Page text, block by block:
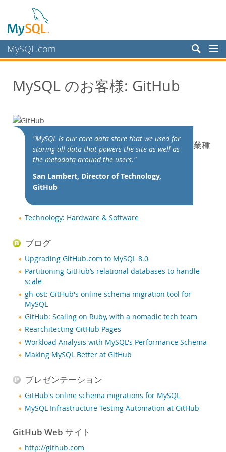
MySQL.com
サービス
お客様
MySQL のお客様
導入事例
カテゴリ別:
業種別
国別
MySQL を選ぶ理由
ご購入方法
ダウンロード
ドキュメント
デベロッパー ゾーン
MySQL のお客様: GitHub
"MySQL is our core data store that we used for
storing all data that powers the site as well as
the metadata around the users."
San Lambert, Director of Technology,
GitHub
業種
Technology: Hardware & Software
ブログ
Upgrading GitHub.com to MySQL 8.0
Partitioning GitHub’s relational databases to handle
scale
gh-ost: GitHub's online schema migration tool for
MySQL
GitHub: Scaling on Ruby, with a nomadic tech team
Rearchitecting GitHub Pages
Workload Analysis with MySQL's Performance Schema
Making MySQL Better at GitHub
プレゼンテーション
GitHub's online schema migrations for MySQL
MySQL Infrastructure Testing Automation at GitHub
GitHub Web サイト
http://github.com